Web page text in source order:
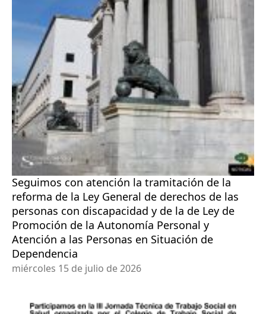
Seguimos con atención la tramitación de la
reforma de la Ley General de derechos de las
personas con discapacidad y de la de Ley de
Promoción de la Autonomía Personal y
Atención a las Personas en Situación de
Dependencia
miércoles 15 de julio de 2026